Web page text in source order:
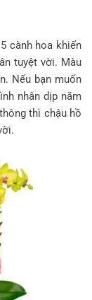
cành hoa khiến
tuyệt vời. Màu
Nếu bạn muốn
nhân dịp năm
thì chậu hồ